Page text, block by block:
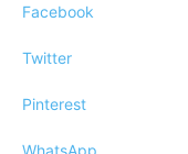
Facebook
Twitter
Pinterest
WhatsApp